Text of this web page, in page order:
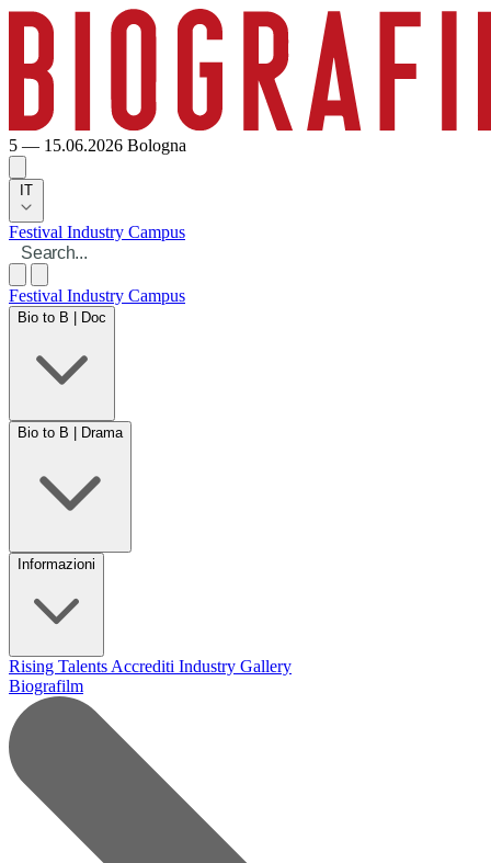
5 — 15.06.2026 Bologna
IT
Festival Industry Campus
Festival Industry Campus
Bio to B | Doc
Bio to B | Drama
Informazioni
Rising Talents Accrediti Industry Gallery
Biografilm